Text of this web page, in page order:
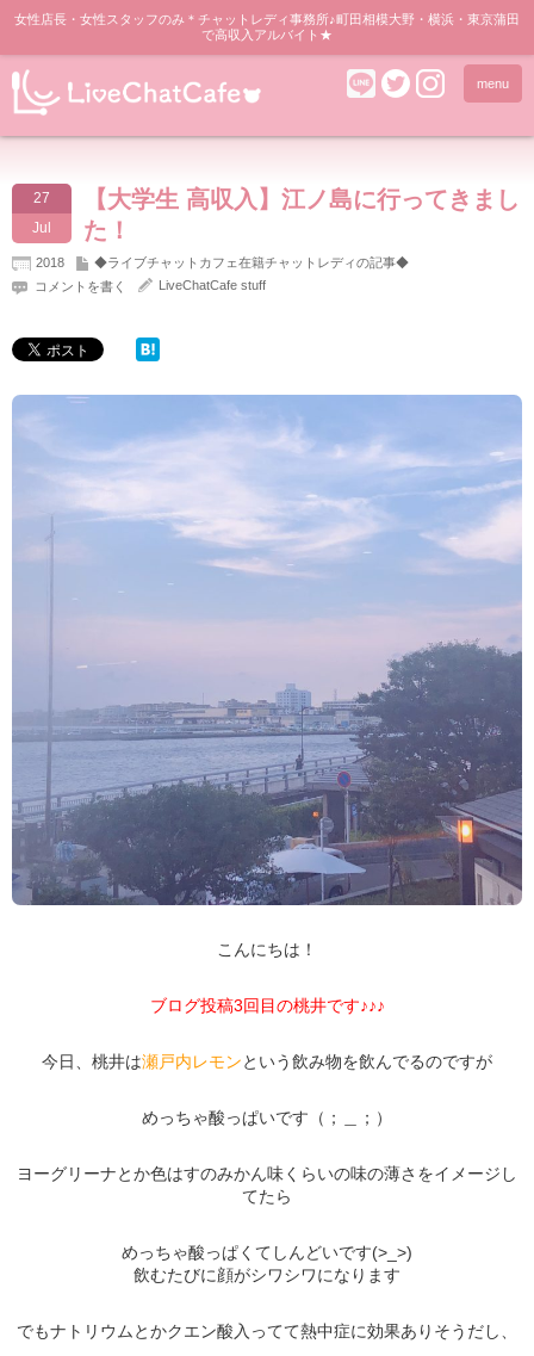
女性店長・女性スタッフのみ＊チャットレディ事務所♪町田相模大野・横浜・東京蒲田
で高収入アルバイト★
menu
27
Jul
【大学生 高収入】江ノ島に行ってきまし
た！
2018
◆ライブチャットカフェ在籍チャットレディの記事◆
コメントを書く
LiveChatCafe stuff
こんにちは！
ブログ投稿3回目の桃井です♪♪♪
今日、桃井は瀬戸内レモンという飲み物を飲んでるのですが
めっちゃ酸っぱいです（；＿；）
ヨーグリーナとか色はすのみかん味くらいの味の薄さをイメージし
てたら
めっちゃ酸っぱくてしんどいです(>_>)
飲むたびに顔がシワシワになります
でもナトリウムとかクエン酸入ってて熱中症に効果ありそうだし、